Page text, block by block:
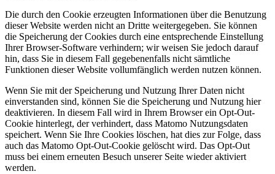
Die durch den Cookie erzeugten Informationen über die Benutzung
dieser Website werden nicht an Dritte weitergegeben. Sie können
die Speicherung der Cookies durch eine entsprechende Einstellung
Ihrer Browser-Software verhindern; wir weisen Sie jedoch darauf
hin, dass Sie in diesem Fall gegebenenfalls nicht sämtliche
Funktionen dieser Website vollumfänglich werden nutzen können.
Wenn Sie mit der Speicherung und Nutzung Ihrer Daten nicht
einverstanden sind, können Sie die Speicherung und Nutzung hier
deaktivieren. In diesem Fall wird in Ihrem Browser ein Opt-Out-
Cookie hinterlegt, der verhindert, dass Matomo Nutzungsdaten
speichert. Wenn Sie Ihre Cookies löschen, hat dies zur Folge, dass
auch das Matomo Opt-Out-Cookie gelöscht wird. Das Opt-Out
muss bei einem erneuten Besuch unserer Seite wieder aktiviert
werden.